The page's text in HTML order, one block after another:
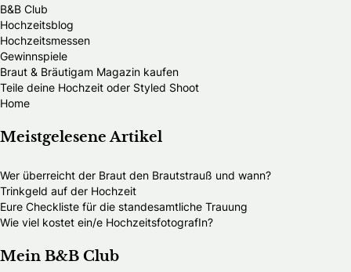
B&B Club
Hochzeitsblog
Hochzeitsmessen
Gewinnspiele
Braut & Bräutigam Magazin kaufen
Teile deine Hochzeit oder Styled Shoot
Home
Meistgelesene Artikel
Wer überreicht der Braut den Brautstrauß und wann?
Trinkgeld auf der Hochzeit
Eure Checkliste für die standesamtliche Trauung
Wie viel kostet ein/e HochzeitsfotografIn?
Mein B&B Club